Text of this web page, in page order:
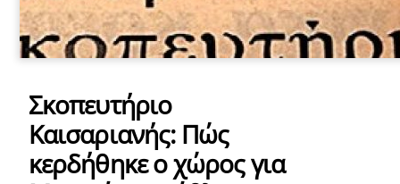
Σκοπευτήριο
Καισαριανής: Πώς
κερδήθηκε ο χώρος για